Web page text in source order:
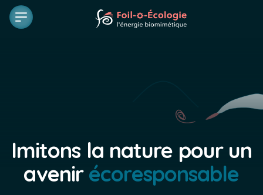
Ouvrir le menu
Logo
Imitons la nature pour un
avenir écoresponsable